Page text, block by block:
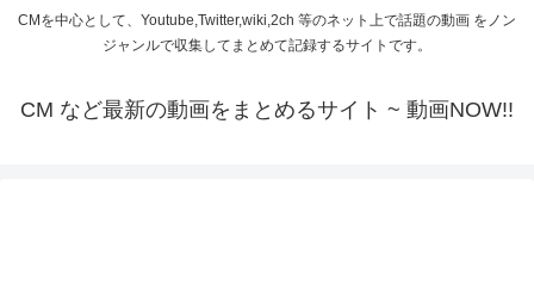
CMを中心として、Youtube,Twitter,wiki,2ch 等のネット上で話題の動画 をノン
ジャンルで収集してまとめて記録するサイトです。
CM など最新の動画をまとめるサイト ~ 動画NOW!!